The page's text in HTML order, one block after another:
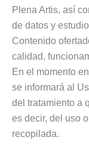
Plena Artis, así
de datos y
Contenido
calidad,
En el momento
se informará al
del tratamiento a
es decir, del uso
recopilada.